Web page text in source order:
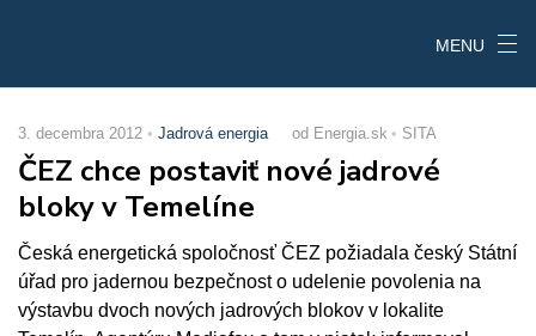
MENU
3. decembra 2012 Jadrová energia od Energia.sk SITA
ČEZ chce postaviť nové jadrové
bloky v Temelíne
Česká energetická spoločnosť ČEZ požiadala český Státní
úřad pro jadernou bezpečnost o udelenie povolenia na
výstavbu dvoch nových jadrových blokov v lokalite